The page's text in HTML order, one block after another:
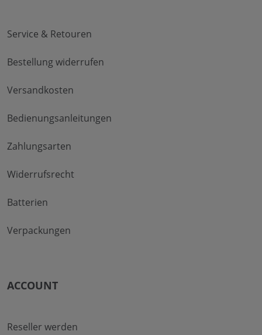
Service & Retouren
Bestellung widerrufen
Versandkosten
Bedienungsanleitungen
Zahlungsarten
Widerrufsrecht
Batterien
Verpackungen
ACCOUNT
Reseller werden